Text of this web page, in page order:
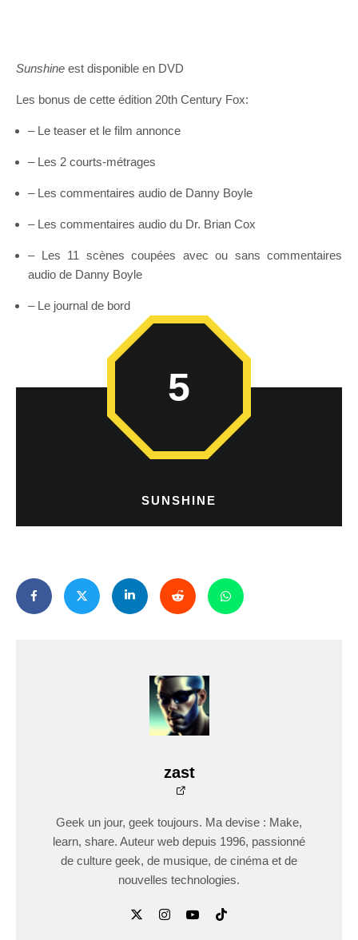
Sunshine est disponible en DVD
Les bonus de cette édition 20th Century Fox:
– Le teaser et le film annonce
– Les 2 courts-métrages
– Les commentaires audio de Danny Boyle
– Les commentaires audio du Dr. Brian Cox
– Les 11 scènes coupées avec ou sans commentaires
audio de Danny Boyle
– Le journal de bord
SUNSHINE
5
zast
Geek un jour, geek toujours. Ma devise : Make,
learn, share. Auteur web depuis 1996, passionné
de culture geek, de musique, de cinéma et de
nouvelles technologies.